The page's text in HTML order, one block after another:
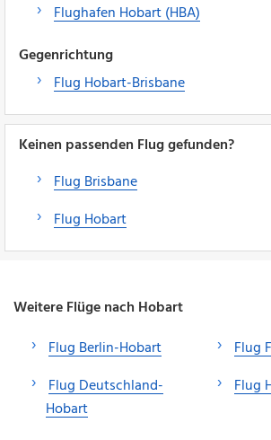
Flughafen Hobart (HBA)
Gegenrichtung
Flug Hobart-Brisbane
Keinen passenden Flug gefunden?
Flug Brisbane
Flug Hobart
Weitere Flüge nach Hobart
Flug Berlin-Hobart
Flug Deutschland-
Hobart
Flug
Flug